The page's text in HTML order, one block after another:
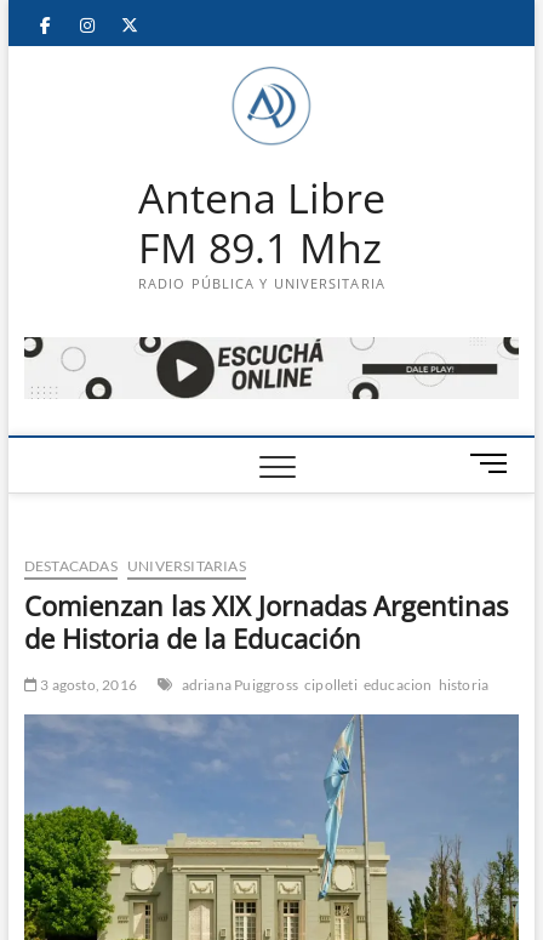
Saltar
FacebookInstagram
Antena Libre
FM 89.1 Mhz
RADIO PÚBLICA Y UNIVERSITARIA
B
o
d
e
e
DESTACADAS UNIVERSITARIAS
Comienzan las XIX Jornadas Argentinas
de Historia de la Educación
3 agosto, 2016 adriana Puiggross cipolleti educacion historia